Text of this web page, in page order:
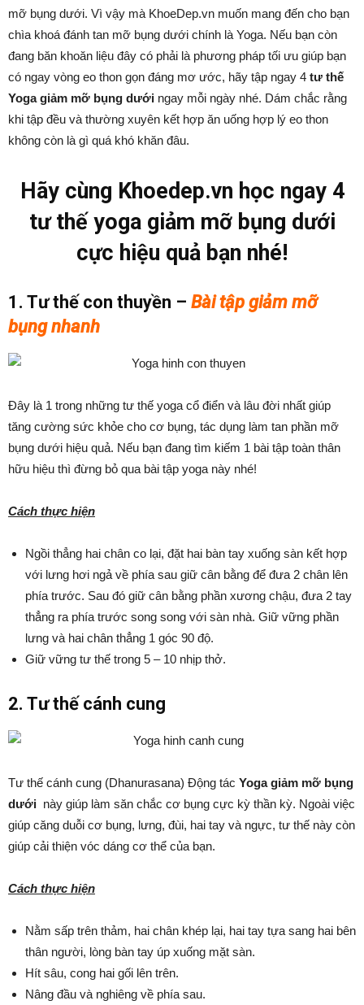
mỡ bụng dưới. Vì vậy mà KhoeDep.vn muốn mang đến cho bạn
chìa khoá đánh tan mỡ bụng dưới chính là Yoga. Nếu bạn còn
đang băn khoăn liệu đây có phải là phương pháp tối ưu giúp bạn
có ngay vòng eo thon gọn đáng mơ ước, hãy tập ngay 4 tư thế
Yoga giảm mỡ bụng dưới ngay mỗi ngày nhé. Dám chắc rằng
khi tập đều và thường xuyên kết hợp ăn uống hợp lý eo thon
không còn là gì quá khó khăn đâu.
Hãy cùng Khoedep.vn học ngay 4
tư thế yoga giảm mỡ bụng dưới
cực hiệu quả bạn nhé!
1. Tư thế con thuyền – Bài tập giảm mỡ
bụng nhanh
Đây là 1 trong những tư thế yoga cổ điển và lâu đời nhất giúp
tăng cường sức khỏe cho cơ bụng, tác dụng làm tan phần mỡ
bụng dưới hiệu quả. Nếu bạn đang tìm kiếm 1 bài tập toàn thân
hữu hiệu thì đừng bỏ qua bài tập yoga này nhé!
Cách thực hiện
Ngồi thẳng hai chân co lại, đặt hai bàn tay xuống sàn kết hợp
với lưng hơi ngả về phía sau giữ cân bằng để đưa 2 chân lên
phía trước. Sau đó giữ cân bằng phần xương chậu, đưa 2 tay
thẳng ra phía trước song song với sàn nhà. Giữ vững phần
lưng và hai chân thẳng 1 góc 90 độ.
Giữ vững tư thế trong 5 – 10 nhịp thở.
2. Tư thế cánh cung
Tư thế cánh cung (Dhanurasana) Động tác Yoga giảm mỡ bụng
dưới này giúp làm săn chắc cơ bụng cực kỳ thần kỳ. Ngoài việc
giúp căng duỗi cơ bụng, lưng, đùi, hai tay và ngực, tư thế này còn
giúp cải thiện vóc dáng cơ thể của bạn.
Cách thực hiện
Nằm sấp trên thảm, hai chân khép lại, hai tay tựa sang hai bên
thân người, lòng bàn tay úp xuống mặt sàn.
Hít sâu, cong hai gối lên trên.
Nâng đầu và nghiêng về phía sau.